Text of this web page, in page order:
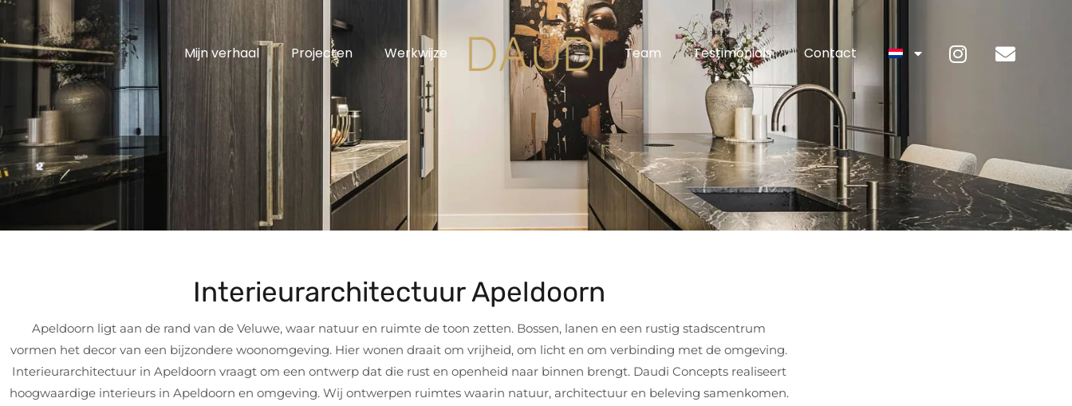
Mijn verhaal Projecten Werkwijze Team Testimonials Contact
Interieurarchitectuur Apeldoorn
Apeldoorn ligt aan de rand van de Veluwe, waar natuur en ruimte de toon zetten. Bossen, lanen en een rustig stadscentrum
vormen het decor van een bijzondere woonomgeving. Hier wonen draait om vrijheid, om licht en om verbinding met de omgeving.
Interieurarchitectuur in Apeldoorn vraagt om een ontwerp dat die rust en openheid naar binnen brengt. Daudi Concepts realiseert
hoogwaardige interieurs in Apeldoorn en omgeving. Wij ontwerpen ruimtes waarin natuur, architectuur en beleving samenkomen.